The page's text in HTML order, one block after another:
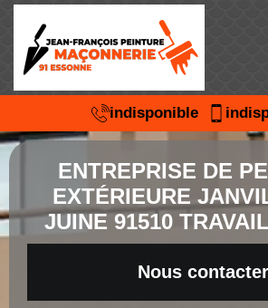
indisponible
ENTREPRISE DE
EXTÉRIEURE
JUINE 91510
Nous contacter